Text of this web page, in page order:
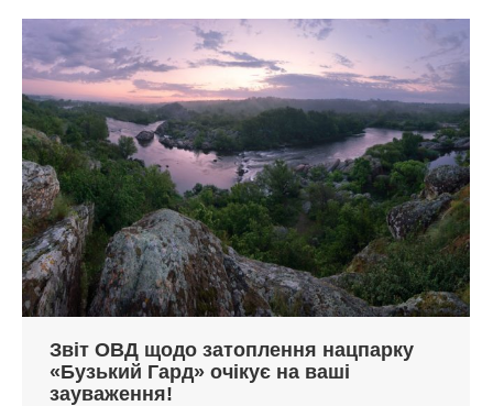
Звіт ОВД щодо затоплення нацпарку
«Бузький Гард» очікує на ваші
зауваження!